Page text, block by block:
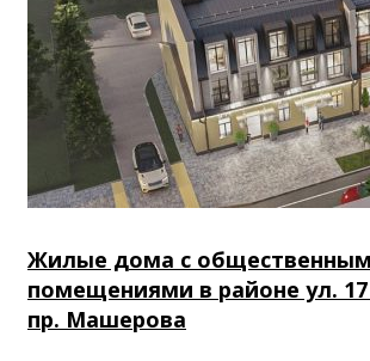
Жилые дома с
помещениями в районе ул. 17
пр. Машерова